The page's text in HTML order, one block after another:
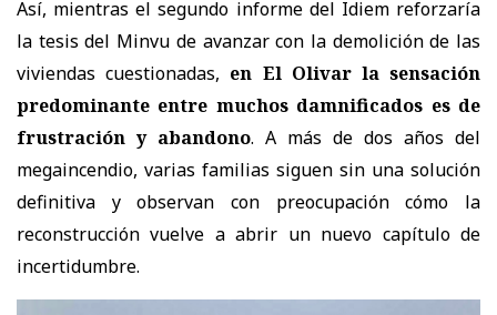
Así, mientras el segundo informe del Idiem reforzaría
la tesis del Minvu de avanzar con la demolición de las
viviendas cuestionadas, en El Olivar la sensación
predominante entre muchos damnificados es de
frustración y abandono. A más de dos años del
megaincendio, varias familias siguen sin una solución
definitiva y observan con preocupación cómo la
reconstrucción vuelve a abrir un nuevo capítulo de
incertidumbre.